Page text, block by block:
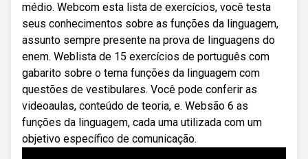
médio. Webcom esta lista de exercícios, você testa
seus conhecimentos sobre as funções da linguagem,
assunto sempre presente na prova de linguagens do
enem. Weblista de 15 exercícios de português com
gabarito sobre o tema funções da linguagem com
questões de vestibulares. Você pode conferir as
videoaulas, conteúdo de teoria, e. Websão 6 as
funções da linguagem, cada uma utilizada com um
objetivo específico de comunicação.